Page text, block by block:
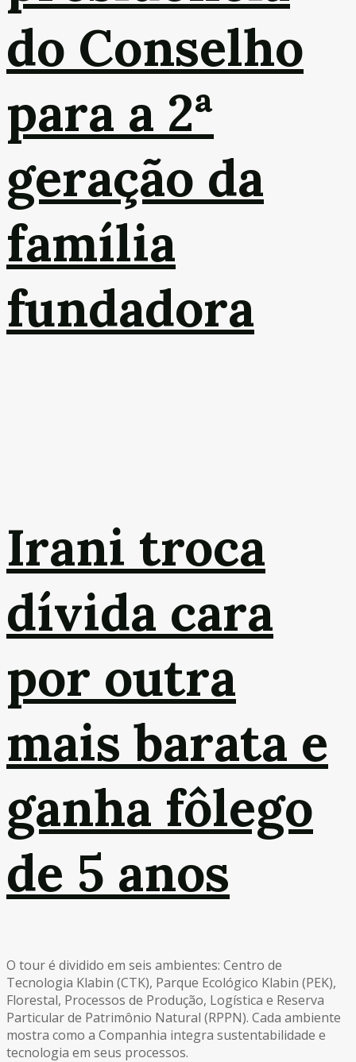
do Conselho
para a 2ª
geração da
família
fundadora
Irani troca
dívida cara
por outra
mais barata e
ganha fôlego
de 5 anos
O tour é dividido em seis ambientes: Centro de
Tecnologia Klabin (CTK), Parque Ecológico Klabin (PEK),
Florestal, Processos de Produção, Logística e Reserva
Particular de Patrimônio Natural (RPPN). Cada ambiente
mostra como a Companhia integra sustentabilidade e
tecnologia em seus processos.